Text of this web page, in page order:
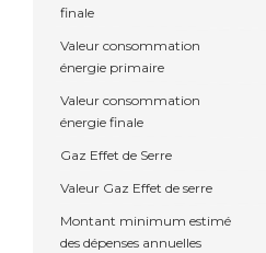
finale
Valeur consommation
énergie primaire
Valeur consommation
énergie finale
Gaz Effet de Serre
Valeur Gaz Effet de serre
Montant minimum estimé
des dépenses annuelles